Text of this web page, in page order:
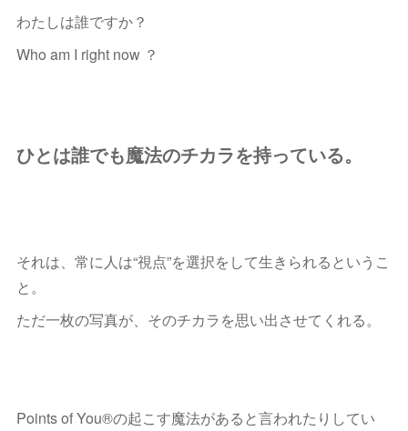
わたしは誰ですか？
Who am I right now ？
ひとは誰でも魔法のチカラを持っている。
それは、常に人は“視点”を選択をして生きられるというこ
と。
ただ一枚の写真が、そのチカラを思い出させてくれる。
Points of You®︎の起こす魔法があると言われたりしてい